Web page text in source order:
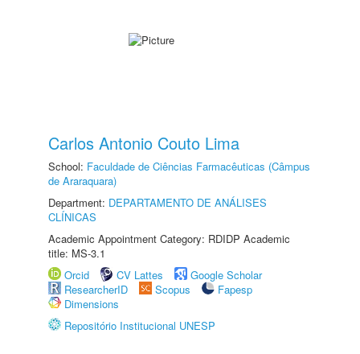
Carlos Antonio Couto Lima
School: Faculdade de Ciências Farmacêuticas (Câmpus
de Araraquara)
Department: DEPARTAMENTO DE ANÁLISES
CLÍNICAS
Academic Appointment Category: RDIDP Academic
title: MS-3.1
Orcid
CV Lattes
Google Scholar
ResearcherID
Scopus
Fapesp
Dimensions
Repositório Institucional UNESP